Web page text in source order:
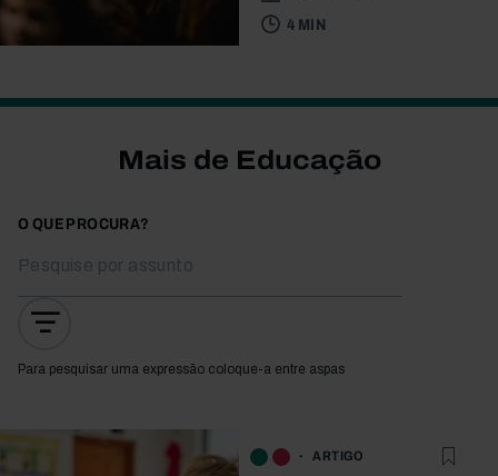
4 MIN
Mais de Educação
O QUE PROCURA?
Para pesquisar uma expressão coloque-a entre aspas
ARTIGO